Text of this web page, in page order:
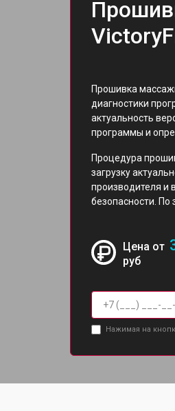
Прошивка
диагностики
актуальность
программы и
Процедура
загрузку
производителя и
безопасности. По
Цена от
руб
Нажимая на